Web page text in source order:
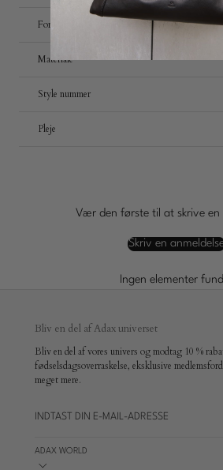
Forsendelse og retur
Materiale
Style nummer
Pleje
Vær den første til at skrive en
Skriv en
Ingen elementer
ADAX WORLD
Bliv en del af Adax universet
Bliv en del af vores univers og modtag 10 %
fødselsdagsoverraskelse, eksklusive
meget mere.